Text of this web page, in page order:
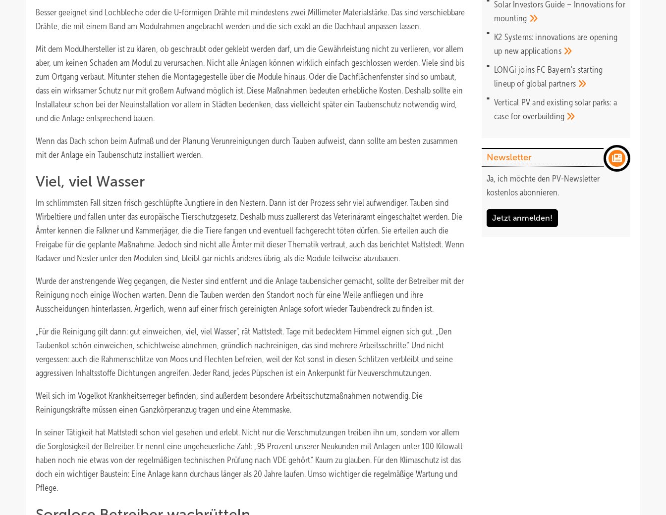
Besser geeignet sind Lochbleche oder die U-förmigen Drähte mit mindestens zwei Millimeter Materialstärke. Das sind verschiebbare
Drähte, die mit einem Band am Modulrahmen angebracht werden und die sich exakt an die Dachhaut anpassen lassen.
Mit dem Modulhersteller ist zu klären, ob geschraubt oder geklebt werden darf, um die Gewährleistung nicht zu verlieren, vor allem
aber, um keinen Schaden am Modul zu verursachen. Nicht alle Anlagen können wirklich einfach geschlossen werden. Viele sind bis
zum Ortgang verbaut. Mitunter stehen die Montagegestelle über die Module hinaus. Oder die Dachflächenfenster sind so umbaut,
dass ein wirksamer Schutz nur mit großem Aufwand möglich ist. Diese Maßnahmen bedeuten erhebliche Kosten. Deshalb sollte ein
Installateur schon bei der Neuinstallation vor allem in Städten bedenken, dass vielleicht später ein Taubenschutz notwendig wird,
und die Anlage entsprechend bauen.
Wenn das Dach schon beim Aufmaß und der Planung Verunreinigungen durch Tauben aufweist, dann sollte am besten zusammen
mit der Anlage ein Taubenschutz installiert werden.
Viel, viel Wasser
Im schlimmsten Fall sitzen frisch geschlüpfte Jungtiere in den Nestern. Dann ist der Prozess sehr viel aufwendiger. Tauben sind
Wirbeltiere und fallen unter das europäische Tierschutzgesetz. Deshalb muss zuallererst das Veterinäramt eingeschaltet werden. Die
Ämter kennen die Falkner und Kammerjäger, die die Tiere fangen und eventuell fachgerecht töten dürfen. Sie erteilen auch die
Freigabe für die geplante Maßnahme. Jedoch sind nicht alle Ämter mit dieser Thematik vertraut, auch das berichtet Mattstedt. Wenn
Kadaver und Nester unter den Modulen sind, bleibt gar nichts anderes übrig, als die Module teilweise abzubauen.
Wurde der anstrengende Weg gegangen, die Nester sind entfernt und die Anlage taubensicher gemacht, sollte der Betreiber mit der
Reinigung noch einige Wochen warten. Denn die Tauben werden den Standort noch für eine Weile anfliegen und ihre
Ausscheidungen hinterlassen. Ärgerlich, wenn auf einer frisch gereinigten Anlage sofort wieder Taubendreck zu finden ist.
„Für die Reinigung gilt dann: gut einweichen, viel, viel Wasser“, rät Mattstedt. Tage mit bedecktem Himmel eignen sich gut. „Den
Taubenkot schön einweichen, schichtweise abnehmen, gründlich nachreinigen, das sind mehrere Arbeitsschritte.“ Und nicht
vergessen: auch die Rahmenschlitze von Moos und Flechten befreien, weil der Kot sonst in diesen Schlitzen verbleibt und seine
aggressiven Inhaltsstoffe Dichtungen angreifen. Jeder Rand, jedes Püpschen ist ein Ankerpunkt für Neuverschmutzungen.
Weil sich im Vogelkot Krankheitserreger befinden, sind außerdem besondere Arbeitsschutzmaßnahmen notwendig. Die
Reinigungskräfte müssen einen Ganzkörperanzug tragen und eine Atemmaske.
In seiner Tätigkeit hat Mattstedt schon viel gesehen und erlebt. Nicht nur die Verschmutzungen treiben ihn um, sondern vor allem
die Sorglosigkeit der Betreiber. Er nennt eine ungeheuerliche Zahl: „95 Prozent unserer Neukunden mit Anlagen unter 100 Kilowatt
haben noch nie etwas von der regelmäßigen technischen Prüfung nach VDE gehört.“ Kaum zu glauben. Für den Klimaschutz ist das
doch ein wichtiger Baustein: Eine Anlage kann durchaus länger als 20 Jahre laufen. Umso wichtiger die regelmäßige Wartung und
Pflege.
Solar Investors Guide – Innovations for
mounting
K2 Systems: innovations are opening
up newapplications
LONGi joins FC Bayern's starting
lineup of global partners
Vertical PV and existing solar parks: a
case for overbuilding
Newsletter
Ja, ich möchte den PV-Newsletter
kostenlos abonnieren.
Jetzt anmelden!